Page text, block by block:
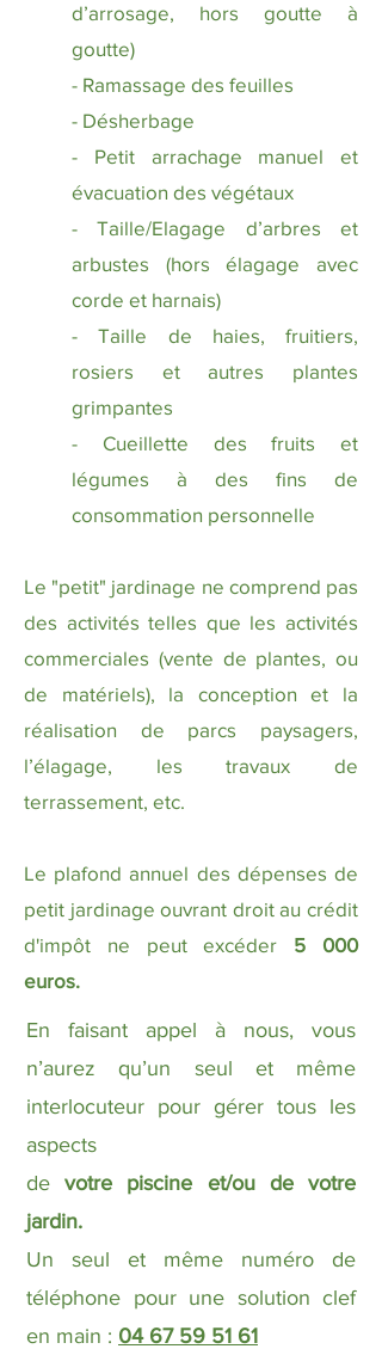
d’arrosage, hors goutte à
goutte)
- Ramassage des feuilles
- Désherbage
- Petit arrachage manuel et
évacuation des végétaux
- Taille/Elagage d’arbres et
arbustes (hors élagage avec
corde et harnais)
- Taille de haies, fruitiers,
rosiers et autres plantes
grimpantes
- Cueillette des fruits et
légumes à des fins de
consommation personnelle
Le "petit" jardinage ne comprend pas
des activités telles que les activités
commerciales (vente de plantes, ou
de matériels), la conception et la
réalisation de parcs paysagers,
l’élagage, les travaux de
terrassement, etc.
Le plafond annuel des dépenses de
petit jardinage ouvrant droit au crédit
d'impôt ne peut excéder 5 000
euros.
En faisant appel à nous, vous
n’aurez qu’un seul et même
interlocuteur pour gérer tous les
aspects
devotre piscine et/ou de votre
jardin.
Un seul et même numéro de
téléphone pour une solution clef
en main : 04 67 59 51 61